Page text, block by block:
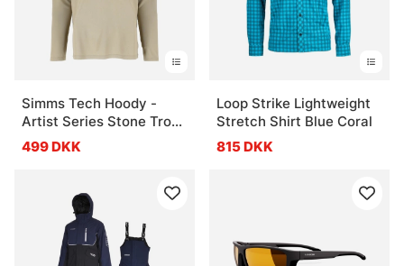
Simms Tech Hoody -
Artist Series Stone Trout
Fly
499 DKK
Loop Strike Lightweight
Stretch Shirt Blue Coral
815 DKK